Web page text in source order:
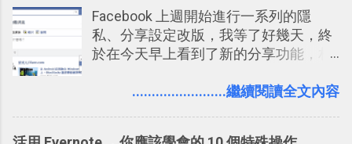
2016/7/7 新增 ： 如何活用 Trello 記
帳？我的理財計畫心得與看板範本
2016/7/13 新增： 如何將網頁資料快速
2016/8 新增： Trello 開放「強化功能」
2016/8 新增 ： Trello 卡片自訂欄位密
來一個月的記憶長度！就這樣反覆慢慢
拉長時間練習，就能讓一個東西成為腦
海中更深刻的記憶。 問題是，當我們一
要準備數百個考試問題時，自己手動進
Facebook 上週開始進行一系列的隱
私、分享設定改版，我等了好幾天，終
於在今天早上看到了新的分享功能，相
用新版的分享功能與隱私設定。 嚴格來
........................繼續閱讀全文內容